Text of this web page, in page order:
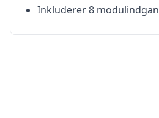
Inkluderer 8